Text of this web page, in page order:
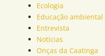
Ecologia
Educação ambiental
Entrevista
Notícias
Onças da Caatinga